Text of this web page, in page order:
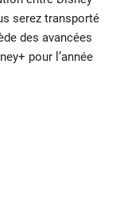
serez transporté
des avancées
pour l’année